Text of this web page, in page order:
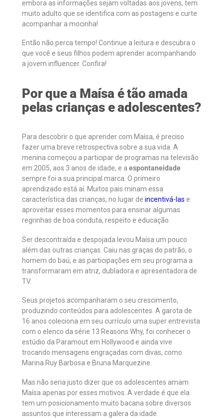
embora as informações sejam voltadas aos jovens, tem
muito adulto que se identifica com as postagens e curte
acompanhar a mocinha!
Então não perca tempo! Continue a leitura e descubra o
que você e seus filhos podem aprender acompanhando
a jovem influencer. Confira!
Por que a Maísa é tão amada
pelas crianças e adolescentes?
Para descobrir o que aprender com Maísa, é preciso
fazer uma breve retrospectiva sobre a sua vida. A
menina começou a participar de programas na televisão
em 2005, aos 3 anos de idade, e a espontaneidade
sempre foi a sua principal marca. O primeiro
aprendizado está aí. Muitos pais minam essa
característica das crianças, no lugar de incentivá-las e
aproveitar esses momentos para ensinar algumas
regrinhas de boa conduta, respeito e educação.
Ser descontraída e despojada levou Maísa um pouco
além das outras crianças. Caiu nas graças do patrão, o
homem do baú, e as participações em seu programa a
transformaram em atriz, dubladora e apresentadora de
TV.
Seus projetos acompanharam o seu crescimento,
produzindo conteúdos para adolescentes. A garota de
16 anos coleciona em seu currículo uma super entrevista
com o elenco da série 13 Reasons Why, foi conhecer o
estúdio da Paramout em Hollywood e ainda vive
trocando mensagens engraçadas com divas, como
Marina Ruy Barbosa e Bruna Marquezine.
Mas não seria justo dizer que os adolescentes amam
Maísa apenas por esses motivos. A verdade é que ela
tem um posicionamento muito bacana sobre diversos
assuntos que interessam a galera da idade